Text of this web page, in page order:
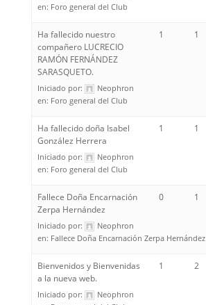
en: Foro general del Club
Ha fallecido nuestro
compañero LUCRECIO
RAMÓN FERNÁNDEZ
SARASQUETO.
Iniciado por:
Neophron
en: Foro general del Club
1 1
Ha fallecido doña Isabel
González Herrera
Iniciado por:
Neophron
en: Foro general del Club
1 1
Fallece Doña Encarnación
Zerpa Hernández
Iniciado por:
Neophron
en: Fallece Doña Encarnación Zerpa Hernández
0 1
Bienvenidos y Bienvenidas
a la nueva web.
Iniciado por:
Neophron
1 2